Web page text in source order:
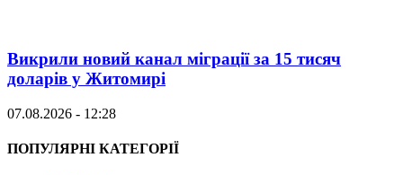
Викрили новий канал міграції за 15 тисяч
доларів у Житомирі
07.08.2026 - 12:28
ПОПУЛЯРНІ КАТЕГОРІЇ